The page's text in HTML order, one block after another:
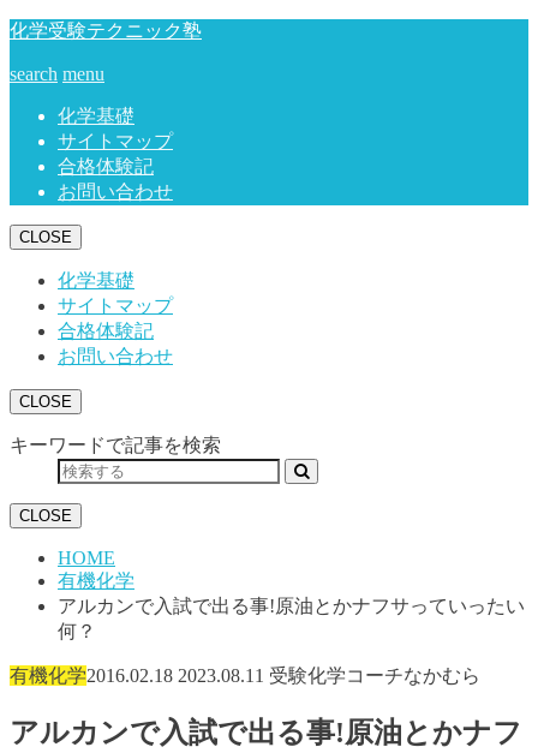
化学受験テクニック塾
search menu
化学基礎
サイトマップ
合格体験記
お問い合わせ
CLOSE
化学基礎
サイトマップ
合格体験記
お問い合わせ
CLOSE
キーワードで記事を検索
CLOSE
HOME
有機化学
アルカンで入試で出る事!原油とかナフサっていったい
何？
有機化学2016.02.18 2023.08.11 受験化学コーチなかむら
アルカンで入試で出る事!原油とかナフ